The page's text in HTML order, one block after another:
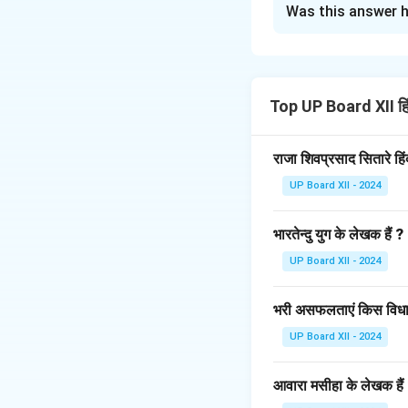
जुड़कर अपना पूरा
संतुलन में वृद्धि होती है।
Download
Was this answer
Top UP Board XII
राजा शिवप्रसाद सितारे
UP Board XII - 2024
भारतेन्दु युग के लेखक हैं ?
UP Board XII - 2024
भरी असफलताएं किस
UP Board XII - 2024
आवारा मसीहा के लेखक हैं